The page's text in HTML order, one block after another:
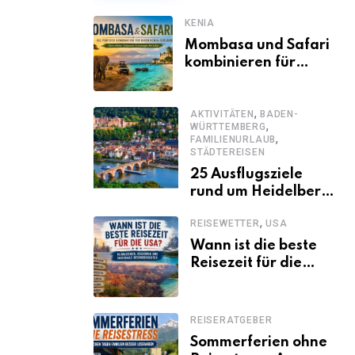
KENIA
Mombasa und Safari
kombinieren für
Kenia-Urlaub
AKTIVITÄTEN , BADEN-
WÜRTTEMBERG,
FAMILIENURLAUB,
STÄDTEREISEN
25 Ausflugsziele
rund um Heidelberg,
sollte
REISEWETTER, USA
Wann ist die beste
Reisezeit für die
saisonale
Besonderheiten
REISERATGEBER
Sommerferien ohne